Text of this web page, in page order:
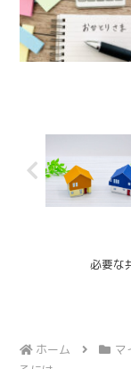
必要な
ホーム マ